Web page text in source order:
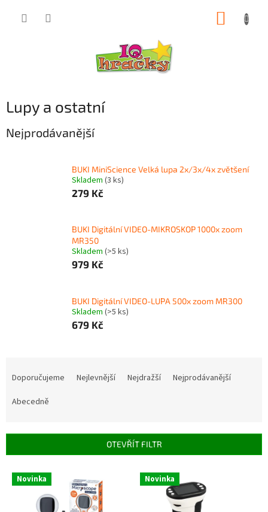
Lupy a ostatní
Nejprodávanější
BUKI MiniScience Velká lupa 2x/3x/4x zvětšení
Skladem (3 ks)
279 Kč
BUKI Digitální VIDEO-MIKROSKOP 1000x zoom
MR350
Skladem (>5 ks)
979 Kč
BUKI Digitální VIDEO-LUPA 500x zoom MR300
Skladem (>5 ks)
679 Kč
r
Doporučujeme Nejlevnější Nejdražší
Nejprodávanější
Abecedně
OTEVŘÍT FILTR
V Novinka Novinka